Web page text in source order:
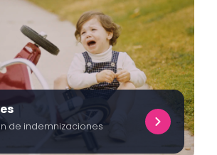
de indemnizaciones